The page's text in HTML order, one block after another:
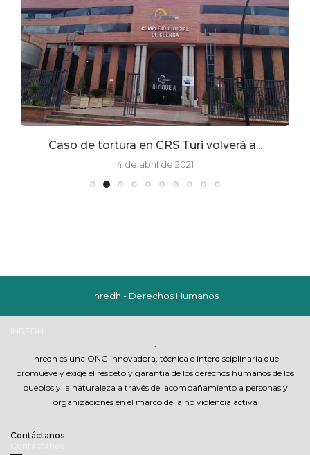
Caso de tortura en CRS Turi volverá a...
4 de abril de 2021
Inredh - Derechos Humanos
.
Inredh es una ONG innovadora, técnica e interdisciplinaria que
promueve y exige el respeto y garantia de los derechos humanos de los
pueblos y la naturaleza a través del acompañamiento a personas y
organizaciones en el marco de la no violencia activa
Contáctanos